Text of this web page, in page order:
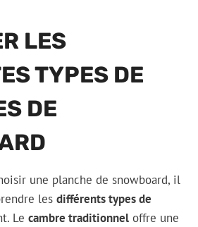
LES
TYPES DE
DE
une planche de snowboard, il
les différents types de
Le cambre traditionnel offre une